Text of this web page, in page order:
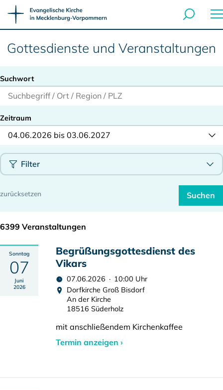
Gottesdienste und Veranstaltungen
Suchwort
Zeitraum
04.06.2026 bis 03.06.2027
Filter
6399 Veranstaltungen
Sonntag
07
Juni
2026
Begrüßungsgottesdienst des
Vikars
07.06.2026 · 10:00 Uhr
Dorfkirche Groß Bisdorf
An der Kirche
18516 Süderholz
mit anschließendem Kirchenkaffee
Termin anzeigen ›